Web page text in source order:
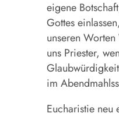
eigene
Gottes
unseren
uns Priester,
im
Eucharistie